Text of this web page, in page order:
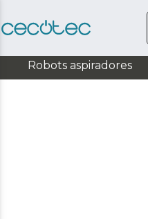
Robots aspiradores